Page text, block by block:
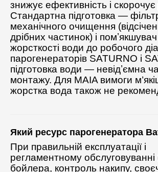
знижує ефективність і
Стандартна підготовка —
механічного очищення
дрібних частинок) і
жорсткості води до робочого
парогенераторів SATURNO і
підготовка води — невідʼємна
монтажу. Для MAIA вимоги
жорстка вода також не
Який ресурс парогенератора
При правильній експлуатації і
регламентному
бойлера, контроль накипу,